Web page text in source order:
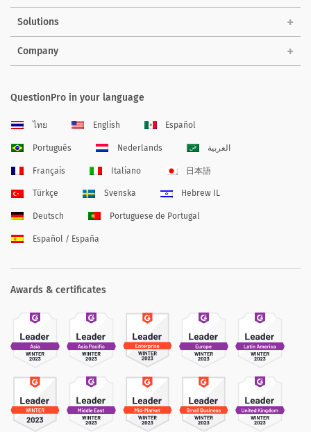
Solutions
Company
QuestionPro in your language
ไทย English Español
Português Nederlands العربية
Français Italiano 日本語
Türkçe Svenska Hebrew IL
Deutsch Portuguese de Portugal
Español / España
Awards & certificates